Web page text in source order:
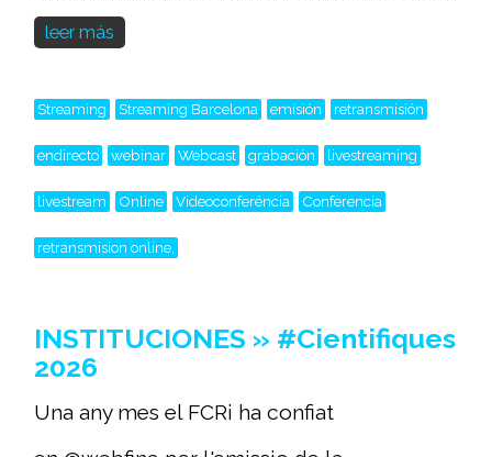
leer más
Streaming Streaming Barcelona emisión retransmisión
endirecto webinar Webcast grabación livestreaming
livestream Online Videoconferéncia Conferencia
retransmision online,
INSTITUCIONES » #Cientifiques
2026
Una any mes el FCRi ha confiat